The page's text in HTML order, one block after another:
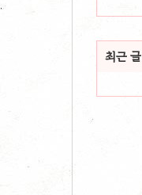
최근 글